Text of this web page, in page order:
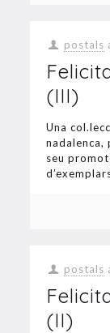
postals
(III)
Una
nadalenca,
seu
postals
(II)